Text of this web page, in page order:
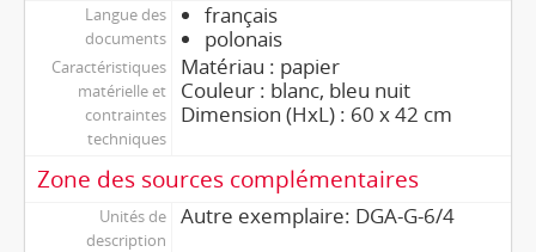
Langue des
documents
français
polonais
Caractéristiques
matérielle et
contraintes
techniques
Matériau : papier
Couleur : blanc, bleu nuit
Dimension (HxL) : 60 x 42 cm
Zone des sources complémentaires
Unités de
description
Autre exemplaire: DGA-G-6/4